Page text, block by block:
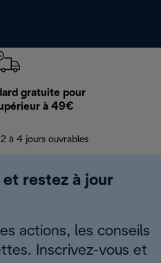
gratuite pour
à 49€
à 4 jours ouvrables
et restez à jour
actions, les conseils
Inscrivez-vous et